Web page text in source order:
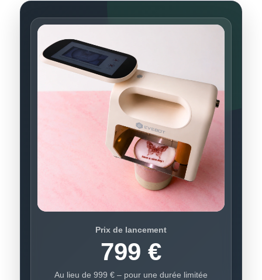
Prix ​​de lancement
799 €
Au lieu de 999 € – pour une durée limitée